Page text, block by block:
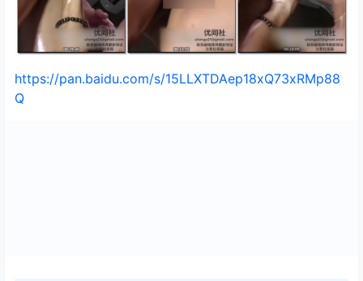
https://pan.baidu.com/s/15LLXTDAep18xQ73xRMp88
Q